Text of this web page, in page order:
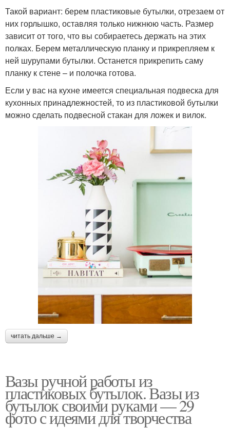
Такой вариант: берем пластиковые бутылки, отрезаем от
них горлышко, оставляя только нижнюю часть. Размер
зависит от того, что вы собираетесь держать на этих
полках. Берем металлическую планку и прикрепляем к
ней шурупами бутылки. Останется прикрепить саму
планку к стене – и полочка готова.
Если у вас на кухне имеется специальная подвеска для
кухонных принадлежностей, то из пластиковой бутылки
можно сделать подвесной стакан для ложек и вилок.
читать дальше →
Вазы ручной работы из
пластиковых бутылок. Вазы из
бутылок своими руками — 29
фото с идеями для творчества